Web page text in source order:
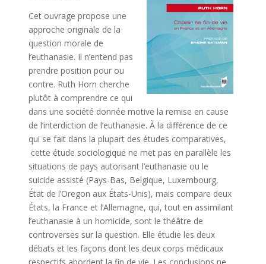
Cet ouvrage propose une
approche originale de la
question morale de
l’euthanasie. Il n’entend pas
prendre position pour ou
contre. Ruth Horn cherche
plutôt à comprendre ce qui
dans une société donnée motive la remise en cause
de l’interdiction de l’euthanasie. À la différence de ce
qui se fait dans la plupart des études comparatives,
cette étude sociologique ne met pas en parallèle les
situations de pays autorisant l’euthanasie ou le
suicide assisté (Pays-Bas, Belgique, Luxembourg,
État de l’Oregon aux États-Unis), mais compare deux
États, la France et l’Allemagne, qui, tout en assimilant
l’euthanasie à un homicide, sont le théâtre de
controverses sur la question. Elle étudie les deux
débats et les façons dont les deux corps médicaux